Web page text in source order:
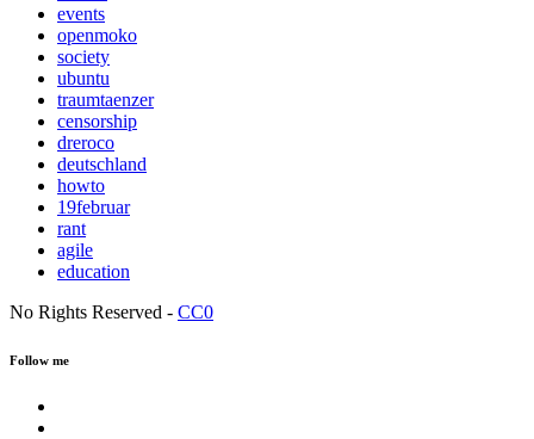
events
openmoko
society
ubuntu
traumtaenzer
censorship
dreroco
deutschland
howto
19februar
rant
agile
education
No Rights Reserved - CC0
Follow me